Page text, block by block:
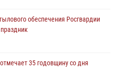
обеспечения Росгвардии
35 годовщину со дня